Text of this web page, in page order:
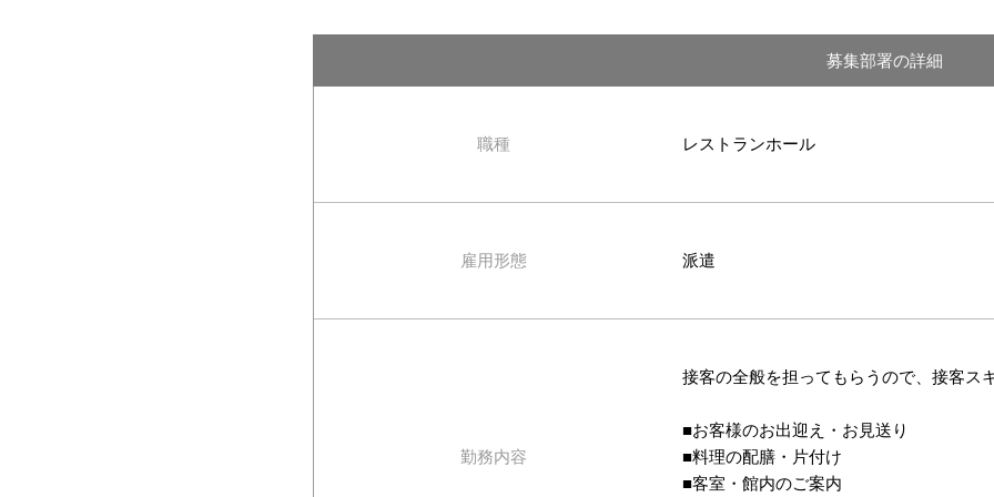
募集部署の詳細
職種 レストランホール
雇用形態 派遣
勤務内容
接客の全般を担ってもらうので、接客ス
■お客様のお出迎え・お見送り
■料理の配膳・片付け
■客室・館内のご案内